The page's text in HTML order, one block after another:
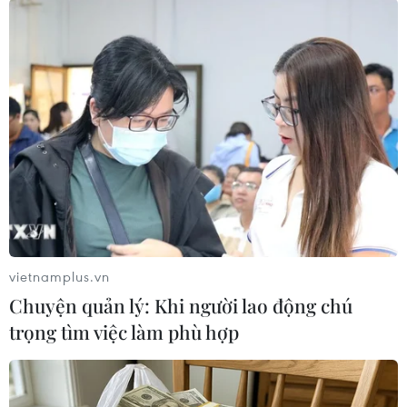
Bà Rịa-Vũng Tàu tiêm vaccine cho trẻ,
Ninh Thuận đẩy nhanh tiến độ
12/11/2021 06:39
Toàn tỉnh Bà Rịa-Vũng Tàu có đến 95% số học sinh
đang theo học từ độ tuổi 12-17 tuổi đã đăng ký tiêm
vaccine; trong khi Ninh Thuận phấn đấu đạt 100%
người dân trong độ tuổi quy định được tiêm vaccine.
vietnamplus.vn
Chuyện quản lý: Khi người lao động chú
trọng tìm việc làm phù hợp